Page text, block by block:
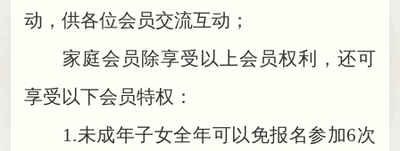
动 ， 供各位会员交流互动；
家庭会员除享受以上会员权利
， 还可
享受以下会员特权：
1.未成年子女全年可以免报名参加6次